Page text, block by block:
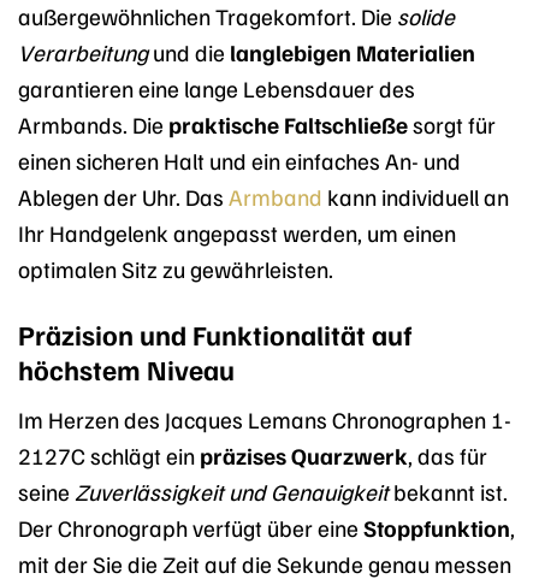
außergewöhnlichen Tragekomfort. Die solide
Verarbeitungund die langlebigen Materialien
garantieren eine lange Lebensdauer des
Armbands. Die praktische Faltschließesorgt für
einen sicheren Halt und ein einfaches An- und
Ablegen der Uhr. Das Armband kann individuell an
Ihr Handgelenk angepasst werden, um einen
optimalen Sitz zu gewährleisten.
Präzision und Funktionalität auf
höchstem Niveau
Im Herzen des Jacques Lemans Chronographen 1-
2127C schlägt ein präzises Quarzwerk, das für
seine Zuverlässigkeit und Genauigkeitbekannt ist.
Der Chronograph verfügt über eine Stoppfunktion,
mit der Sie die Zeit auf die Sekunde genau messen